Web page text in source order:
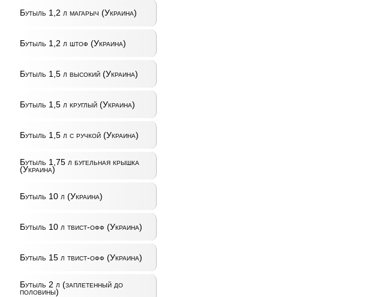
Бутыль 1,2 л магарыч (Украина)
Бутыль 1,2 л штоф (Украина)
Бутыль 1,5 л высокий (Украина)
Бутыль 1,5 л круглый (Украина)
Бутыль 1,5 л с ручкой (Украина)
Бутыль 1,75 л бугельная крышка
(Украина)
Бутыль 10 л (Украина)
Бутыль 10 л твист-офф (Украина)
Бутыль 15 л твист-офф (Украина)
Бутыль 2 л (заплетенный до
половины)